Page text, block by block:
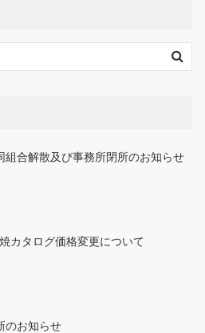
組合解散及び事務所閉所のお知らせ
カタログ価格変更について
のお知らせ